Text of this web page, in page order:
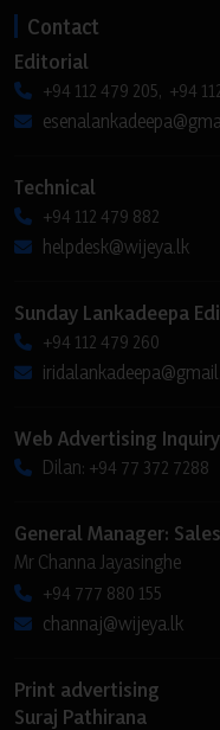
Contact
Editorial
+94 112 479 205, +94
Technical
+94 112 479 882
helpdesk@wijeya.lk
Sunday Lankadeepa
+94 112 479 260
Web Advertising Inquiry
Dilan: +94 77 372 7288
General Manager:
Mr Channa Jayasinghe
+94 777 880 155
channaj@wijeya.lk
Print advertising
Suraj Pathirana